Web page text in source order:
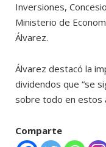
Inversiones,
Ministerio de
Álvarez.
Álvarez destacó la
dividendos que “se
sobre todo en estos
Comparte